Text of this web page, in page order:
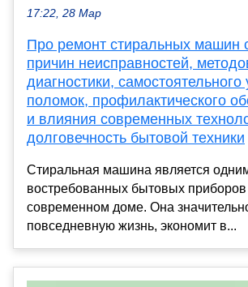
17:22, 28 Мар
Про ремонт стиральных машин
причин неисправностей,
диагностики, самостоятельного
поломок, профилактического
и влияния современных
долговечность бытовой техники
Стиральная машина является
востребованных бытовых приборов
современном доме. Она
повседневную жизнь, экономит в...